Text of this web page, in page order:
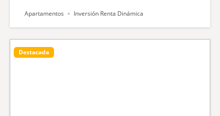
Apartamentos Inversión Renta Dinámica
Destacada